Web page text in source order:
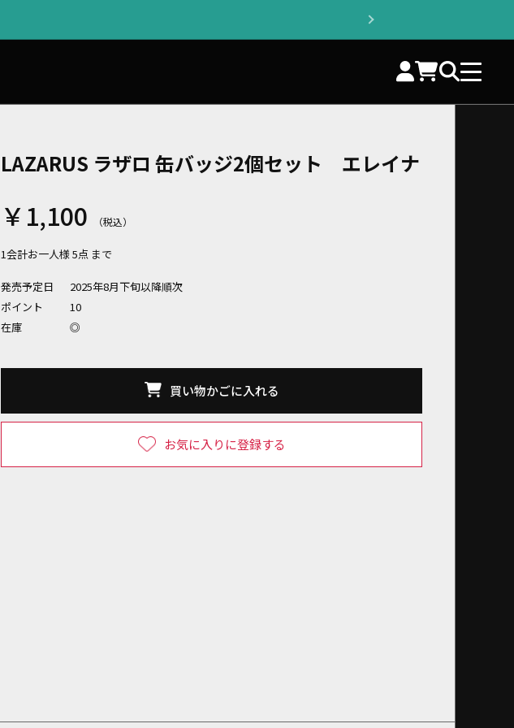
LAZARUS ラザロ 缶バッジ2個セット エレイナ
￥1,100
1会計お一人様 5点 まで
発売予定日
2025年8月下旬以降順次
ポイント
10
在庫
◎
買い物かごに入れる
お気に入りに登録する